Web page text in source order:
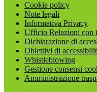
Cookie policy
Note legali
Informativa Privacy
Ufficio Relazioni con
Dichiarazione di
Obiettivi di
Whistleblowing
Gestione consensi
Amministrazione